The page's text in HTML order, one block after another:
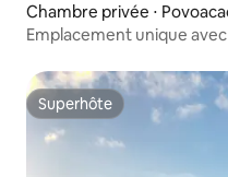
Chambre privée ⋅
Emplacement unique
Superhôte
Superhôte